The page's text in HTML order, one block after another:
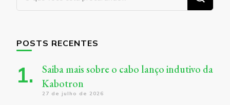
POSTS RECENTES
Saiba mais sobre o cabo lanço indutivo da
Kabotron
27 de julho de 2026